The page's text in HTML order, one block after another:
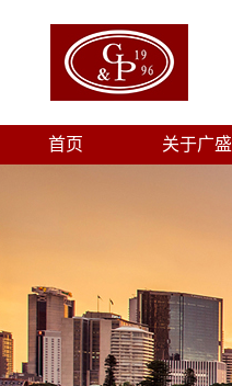
首页 关于广盛